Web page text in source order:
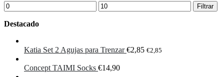
Precio
mínimo
Precio
máximo
Filtrar
Destacado
Katia Set 2 Agujas para Trenzar €2,85 €2,85
Concept TAIMI Socks €14,90